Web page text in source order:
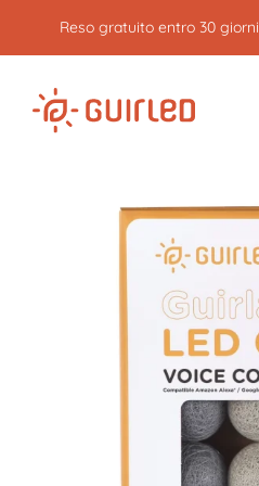
Reso gratuito entro 30 giorni